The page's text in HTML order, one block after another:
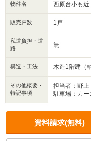
物件名 西原台小も
販売戸数 1戸
私道負担・道
路
無
構造・工法 木造1階建（
その他概要・
特記事項
担当者：野
駐車場：カー
資料請求(無料)